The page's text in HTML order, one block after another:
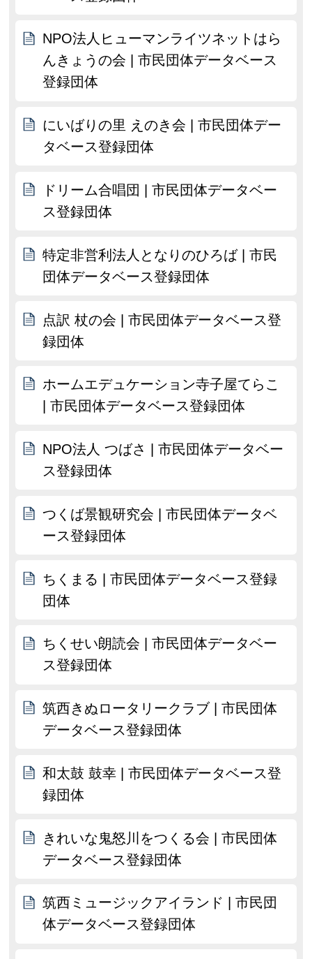
NPO法人ヒューマンライツネットはら
んきょうの会 | 市民団体データベース
登録団体
にいばりの里 えのき会 | 市民団体デー
タベース登録団体
ドリーム合唱団 | 市民団体データベー
ス登録団体
特定非営利法人となりのひろば | 市民
団体データベース登録団体
点訳 杖の会 | 市民団体データベース登
録団体
ホームエデュケーション寺子屋てらこ
| 市民団体データベース登録団体
NPO法人 つばさ | 市民団体データベー
ス登録団体
つくば景観研究会 | 市民団体データベ
ース登録団体
ちくまる | 市民団体データベース登録
団体
ちくせい朗読会 | 市民団体データベー
ス登録団体
筑西きぬロータリークラブ | 市民団体
データベース登録団体
和太鼓 鼓幸 | 市民団体データベース登
録団体
きれいな鬼怒川をつくる会 | 市民団体
データベース登録団体
筑西ミュージックアイランド | 市民団
体データベース登録団体